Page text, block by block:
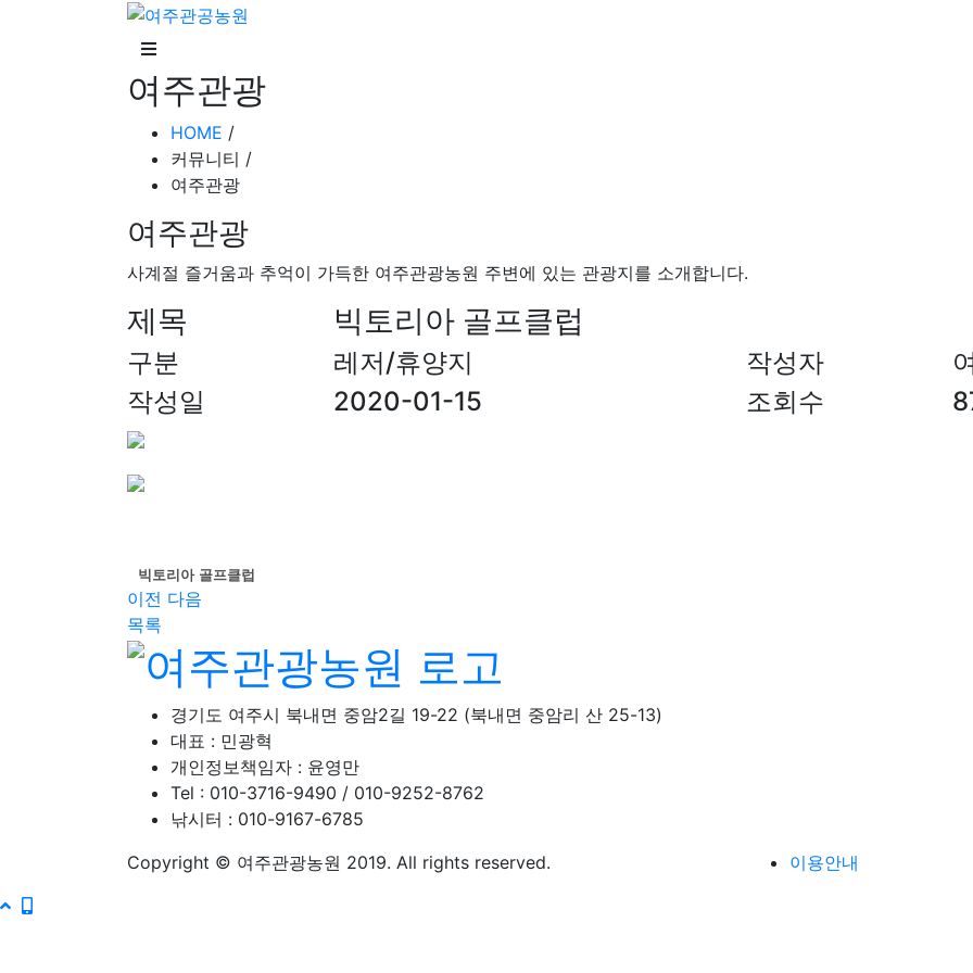
여주관광
HOME /
커뮤니티 /
여주관광
여주관광
사계절 즐거움과 추억이 가득한 여주관광농원 주변에 있는 관광지를 소개합니다.
제목 빅토리아 골프클럽
구분 레저/휴양지 작성자
작성일
2020-01-15 조회수
빅토리아 골프클럽
이전 다음
목록
경기도 여주시 북내면 중암2길 19-22 (북내면 중암리 산 25-13)
대표 : 민광혁
개인정보책임자 : 윤영만
Tel : 010-3716-9490 / 010-9252-8762
낚시터 : 010-9167-6785
Copyright © 여주관광농원 2019. All rights reserved.
이용안내